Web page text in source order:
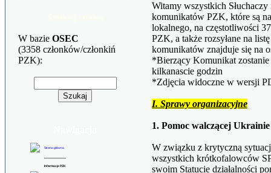
W bazie OSEC
(3358 członków/członkiń
PZK):
Strona główna
******************
Informacje PZK
Witamy wszystkich
komunikatów PZK, które są
lokalnego, na częstotliwości
PZK, a także rozsyłane na
komunikatów znajduje się na
*Bierzący Komunikat
kilkanascie godzin
*Zdjęcia widoczne w wersji
I. Sprawy organizacyjne
1. Pomoc walczącej Ukrainie
W związku z krytyczną
wszystkich krótkofalowców
swoim Statucie działalności